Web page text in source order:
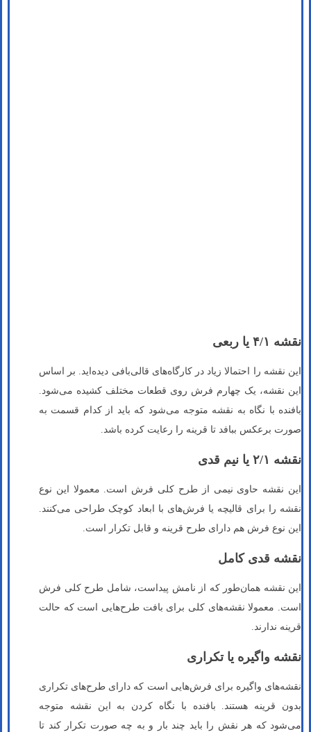
نقشه ۴/۱ یا ربعی
این نقشه را احتمالا زیاد در کارگاه‌های قالی‌بافی دیده‌اید. بر اساس
این نقشه، یک چهارم فرش روی قطعات مختلف کشیده می‌شود.
بافنده با نگاه به نقشه متوجه می‌شود که باید از کدام قسمت به
صورت برعکس ببافد تا قرینه را رعایت کرده باشد.
نقشه ۲/۱ یا نیم قدی
این نقشه حاوی نیمی از طرح کلی فرش است. معمولا این نوع
نقشه را برای قالیچه یا فرش‌های با ابعاد کوچک طراحی می‌کنند.
این نوع فرش هم دارای طرح قرینه و قابل تکرار است.
نقشه قدی کامل
این نقشه همان‌طور که از نامش پیداست، شامل طرح کلی فرش
است. معمولا نقشه‌های کلی برای بافت طرح‌هایی است که حالت
قرینه ندارند.
نقشه واگیره یا تکراری
نقشه‌های واگیره برای فرش‌هایی است که دارای طرح‌های تکراری
بدون قرینه هستند. بافنده با نگاه کردن به این نقشه متوجه
می‌شود که هر نقش را باید چند بار و به چه صورت تکرار کند تا